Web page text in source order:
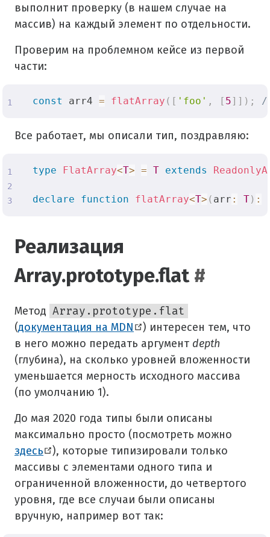
выполнит проверку (в нашем случае на
массив) на каждый элемент по отдельности.
Проверим на проблемном кейсе из первой
части:
const arr4 = flatArray ( [ 'foo' , [ 5] ] ) ;
Все работает, мы описали тип, поздравляю:
type FlatArray<T> = T extends
declare function flatArray<T> ( arr : T) :
Реализация
Array.prototype.flat #
Метод Array.prototype.flat
(документация на MDN
) интересен тем, что
в него можно передать аргумент depth
(глубина), на сколько уровней вложенности
уменьшается мерность исходного массива
(по умолчанию 1).
До мая 2020 года типы были описаны
максимально просто (посмотреть можно
здесь
), которые типизировали только
массивы с элементами одного типа и
ограниченной вложенности, до четвертого
уровня, где все случаи были описаны
вручную, например вот так: